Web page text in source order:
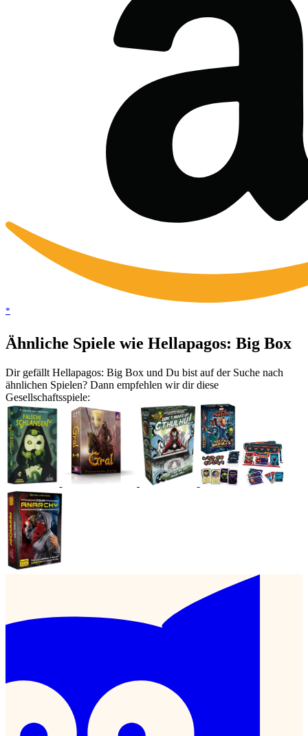
*
Ähnliche Spiele wie Hellapagos: Big Box
Dir gefällt Hellapagos: Big Box und Du bist auf der Suche nach
ähnlichen Spielen? Dann empfehlen wir dir diese
Gesellschaftsspiele: